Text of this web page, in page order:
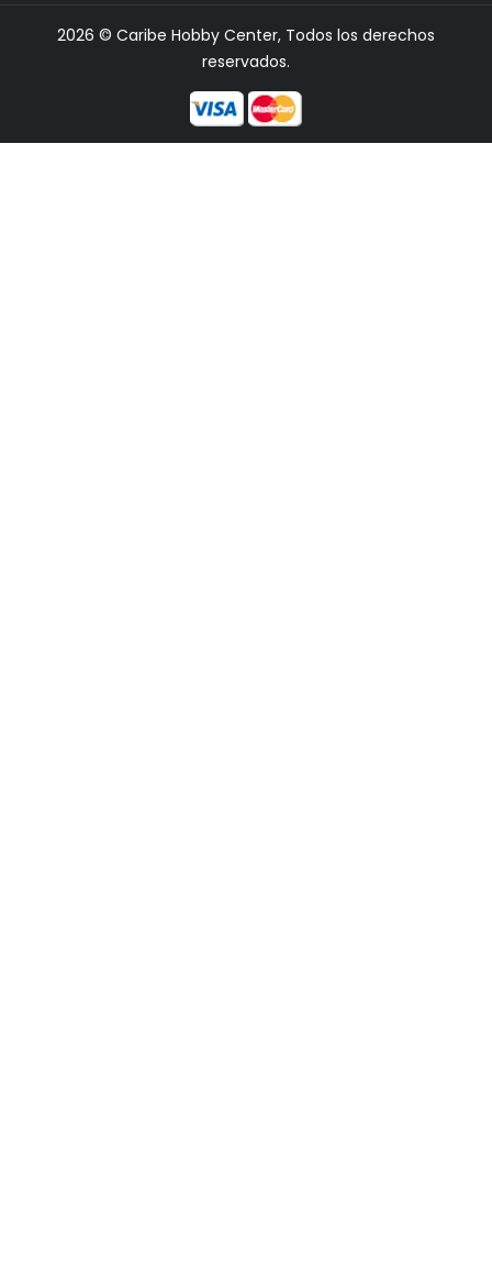
2026 © Caribe Hobby Center, Todos los derechos
reservados.